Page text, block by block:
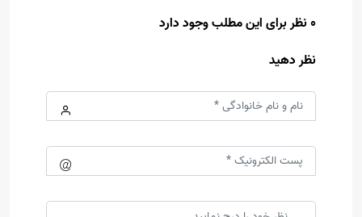
0 نظر برای این مطلب وجود دارد
نظر دهید